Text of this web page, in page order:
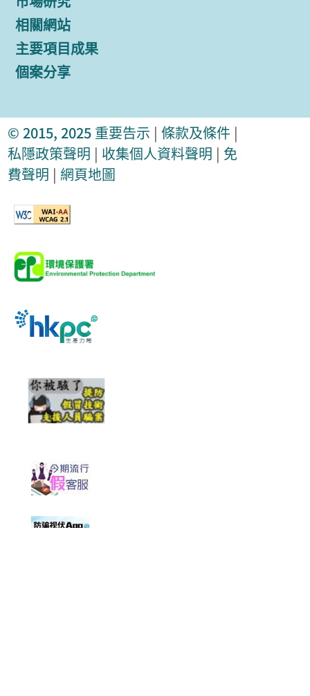
相關網站
主要項目成果
個案分享
© 2015, 2025 重要告示 | 條款及條件 |
私隱政策聲明 | 收集個人資料聲明 | 免
費聲明 | 網頁地圖